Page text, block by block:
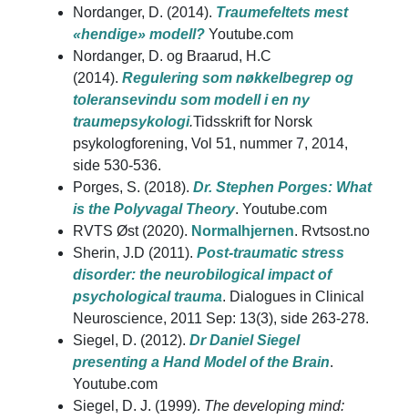
Nordanger, D. (2014). Traumefeltets mest
«hendige» modell? Youtube.com
Nordanger, D. og Braarud, H.C
(2014). Regulering som nøkkelbegrep og
toleransevindu som modell i en ny
traumepsykologi.Tidsskrift for Norsk
psykologforening, Vol 51, nummer 7, 2014,
side 530-536.
Porges, S. (2018). Dr. Stephen Porges: What
is the Polyvagal Theory. Youtube.com
RVTS Øst (2020). Normalhjernen. Rvtsost.no
Sherin, J.D (2011). Post-traumatic stress
disorder: the neurobilogical impact of
psychological trauma. Dialogues in Clinical
Neuroscience, 2011 Sep: 13(3), side 263-278.
Siegel, D. (2012). Dr Daniel Siegel
presenting a Hand Model of the Brain.
Youtube.com
Siegel, D. J. (1999). The developing mind: